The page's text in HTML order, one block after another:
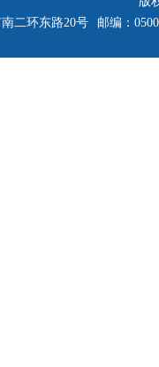
二环东路20号
邮编：